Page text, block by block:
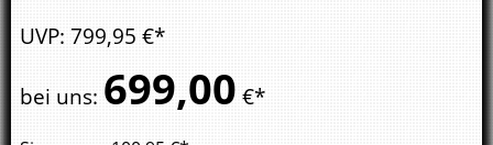
UVP: 799,95 €*
bei uns: 699,00 €*